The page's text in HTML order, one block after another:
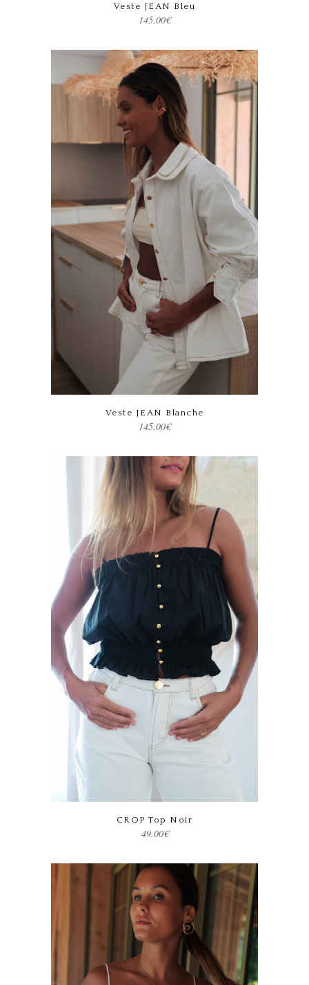
Veste JEAN Bleu
145.00€
Ce produit a plusieurs variations. Les options peuvent être choisies sur la page du produit
Veste JEAN Blanche
145.00€
Ce produit a plusieurs variations. Les options peuvent être choisies sur la page du produit
CROP Top Noir
49.00€